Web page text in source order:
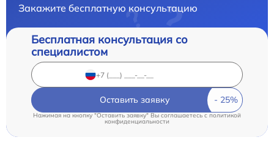
Закажите бесплатную консультацию
Бесплатная консультация со
специалистом
Оставить заявку
Нажимая на кнопку "Оставить заявку" Вы соглашаетесь c политикой
конфиденциальности